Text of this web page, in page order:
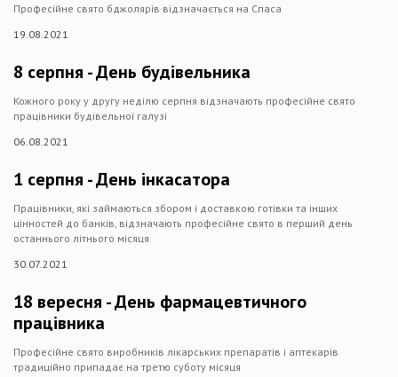
Професійне свято бджолярів відзначається на Спаса
19.08.2021
8 серпня - День будівельника
Кожного року у другу неділю серпня відзначають професійне свято
працівники будівельної галузі
06.08.2021
1 серпня - День інкасатора
Працівники, які займаються збором і доставкою готівки та інших
цінностей до банків, відзначають професійне свято в перший день
останнього літнього місяця
30.07.2021
18 вересня - День фармацевтичного
працівника
Професійне свято виробників лікарських препаратів і аптекарів
традиційно припадає на третю суботу місяця